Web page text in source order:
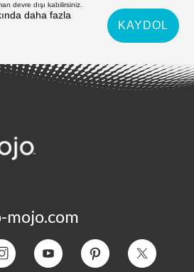
devre dışı kabilirsiniz.
daha fazla
KAYDOL
YouTube Pinterest Heyecan